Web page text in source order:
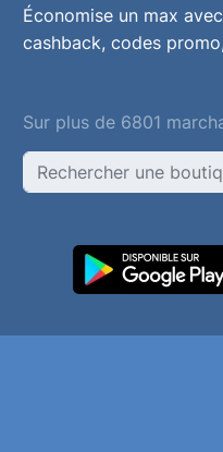
Économise un max
cashback, codes
Sur plus de 6801